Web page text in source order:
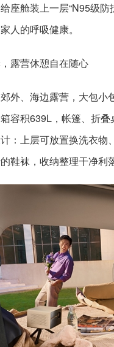
座舱装上一层“N95级
人的呼吸健康。
露营休憩自在随心
外、海边露营，大包
容积639L，帐篷、折
：上层可放置换洗衣
鞋袜，收纳整理干净利落